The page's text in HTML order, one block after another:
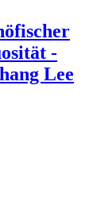
-
Lee